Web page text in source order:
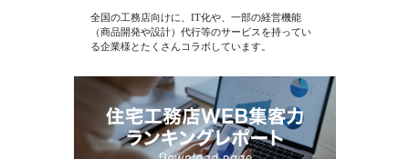
全国の工務店向けに、IT化や、一部の経営機能
（商品開発や設計）代行等のサービスを持ってい
る企業様とたくさんコラボしています。